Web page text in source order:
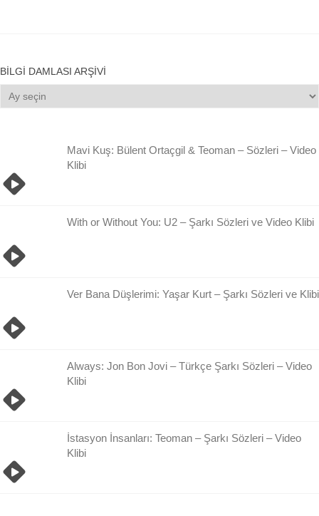
BILGI DAMLASI ARŞIVI
Bilgi
Damlası
Mavi Kuş: Bülent Ortaçgil & Teoman – Sözleri – Video
Klibi
With or Without You: U2 – Şarkı Sözleri ve Video Klibi
Ver Bana Düşlerimi: Yaşar Kurt – Şarkı Sözleri ve Klibi
Always: Jon Bon Jovi – Türkçe Şarkı Sözleri – Video
Klibi
İstasyon İnsanları: Teoman – Şarkı Sözleri – Video
Klibi